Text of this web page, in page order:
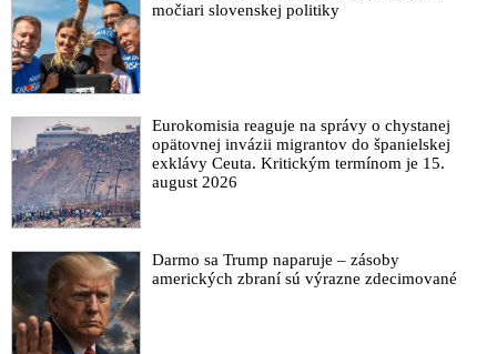
močiari slovenskej politiky
Eurokomisia reaguje na správy o chystanej
opätovnej invázii migrantov do španielskej
exklávy Ceuta. Kritickým termínom je 15.
august 2026
Darmo sa Trump naparuje – zásoby
amerických zbraní sú výrazne zdecimované